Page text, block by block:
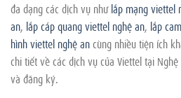
đa dạng các dịch vụ nhưlắp mạng viettel
an, lắp cáp quang viettel nghệ an, lắp
hình viettel nghệ ancùng nhiều tiện ích
chi tiết về các dịch vụ của Viettel tại
và đăng ký.